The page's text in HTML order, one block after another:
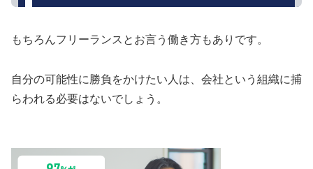
もちろんフリーランスとお言う働き方もありです。
自分の可能性に勝負をかけたい人は、会社という組織に捕
らわれる必要はないでしょう。